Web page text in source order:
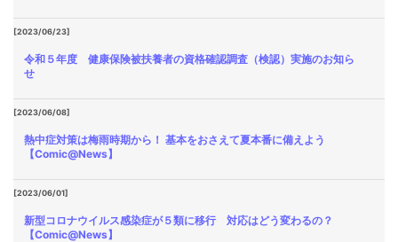
[2023/06/23]
令和５年度 健康保険被扶養者の資格確認調査（検認）実施のお知ら
せ
[2023/06/08]
熱中症対策は梅雨時期から！ 基本をおさえて夏本番に備えよう
【Comic@News】
[2023/06/01]
新型コロナウイルス感染症が５類に移行 対応はどう変わるの？
【Comic@News】